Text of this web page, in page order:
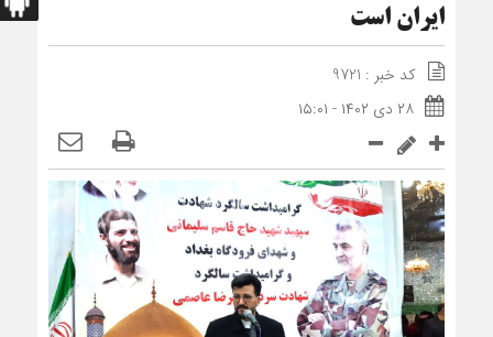
ایران است
کد خبر : 9721
۲۸ دی ۱۴۰۲ - ۱۵:۰۱